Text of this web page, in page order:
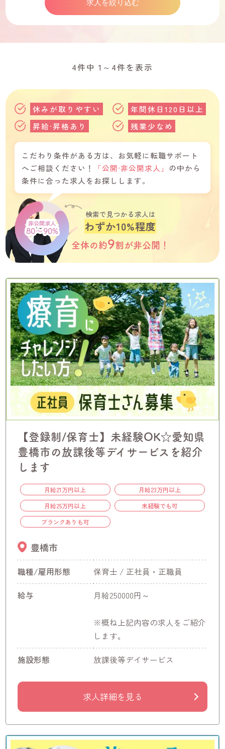
4件中 1～4件を表示
休みが取りやすい
年間休日120日以上
昇給·昇格あり
残業少なめ
こだわり条件がある方は、お気軽に転職サポート
へご相談ください！
「公開·非公開求人」
の中から
条件に合った求人をお探しします。
非公開求人
80～90%
検索で見つかる求人は
わずか10%程度
全体の約9割が非公開！
【登録制/保育士】未経験OK☆愛知県
豊橋市の放課後等デイサービスを紹介
します
月給21万円以上
月給23万円以上
月給25万円以上
未経験でも可
ブランクありも可
豊橋市
職種/雇用形態 保育士 / 正社員・正職員
給与 月給250000円～
※概ね上記内容の求人をご紹介
します。
施設形態 放課後等デイサービス
求人詳細を見る